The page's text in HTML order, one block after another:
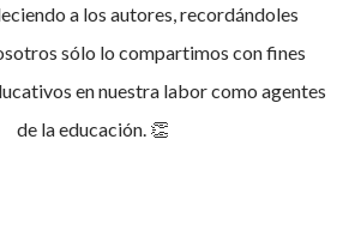
a los autores, recordándoles
sólo lo compartimos con fines
en nuestra labor como agentes
de la educación. 👏